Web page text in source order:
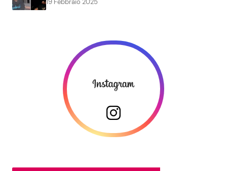
19 Febbraio 2025